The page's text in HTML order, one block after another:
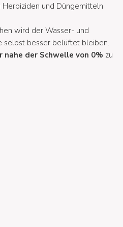
und Düngemitteln
wird der Wasser- und
selbst besser belüftet bleiben.
der Schwelle von 0% zu